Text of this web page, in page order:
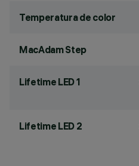
Temperatura de color
MacAdam Step
Lifetime LED 1
Lifetime LED 2